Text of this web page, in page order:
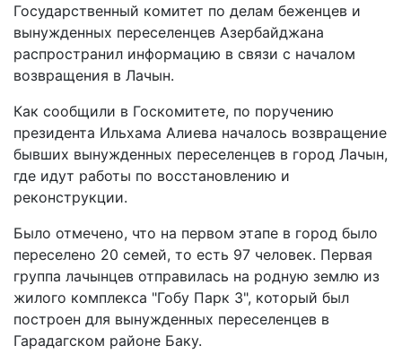
Государственный комитет по делам беженцев и
вынужденных переселенцев Азербайджана
распространил информацию в связи с началом
возвращения в Лачын.
Как сообщили в Госкомитете, по поручению
президента Ильхама Алиева началось возвращение
бывших вынужденных переселенцев в город Лачын,
где идут работы по восстановлению и
реконструкции.
Было отмечено, что на первом этапе в город было
переселено 20 семей, то есть 97 человек. Первая
группа лачынцев отправилась на родную землю из
жилого комплекса "Гобу Парк 3", который был
построен для вынужденных переселенцев в
Гарадагском районе Баку.